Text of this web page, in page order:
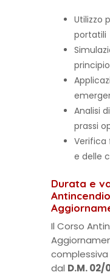
Utilizzo
portatili
Analisi
prassi
Verifica
e delle
Durata e
Il Corso
complessiva
dal D.M. 02/